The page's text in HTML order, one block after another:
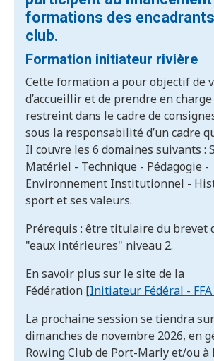
formations des
club.
Formation initiateur rivière
Cette formation a pour objectif de
d’accueillir et de prendre en
restreint dans le cadre de
sous la responsabilité d’un cadre
Il couvre les 6 domaines suivants :
Matériel - Technique - Pédagogie -
Environnement Institutionnel -
sport et ses valeurs.
Prérequis : être titulaire du brevet
"eaux intérieures" niveau 2.
En savoir plus sur le site de la
Fédération [Initiateur Fédéral -
La prochaine session se tiendra
dimanches de novembre 2026, en
Rowing Club de Port-Marly et/ou à